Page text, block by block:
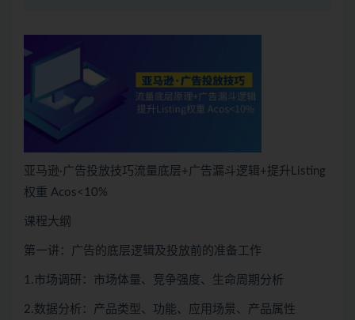
亚马逊·广告投放技巧流量底层+广告漏斗逻辑+提升Listing
权重 Acos<10%
课程大纲
第一讲：广告的底层逻辑及投放前的准备工作
1.市场调研：市场体量、竞争强度、生命周期分析
2.数据分析：产品类型、功能、应用场景、产品属性